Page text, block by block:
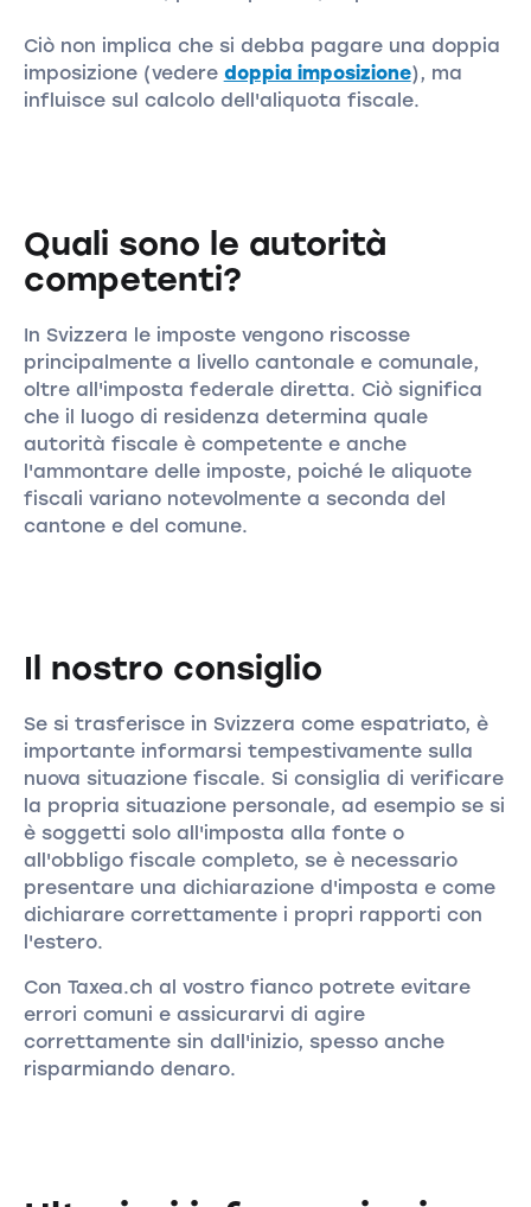
Ciò non implica che si debba pagare una doppia
imposizione (vedere doppia imposizione), ma
influisce sul calcolo dell'aliquota fiscale.
Quali sono le autorità
competenti?
In Svizzera le imposte vengono riscosse
principalmente a livello cantonale e comunale,
oltre all'imposta federale diretta. Ciò significa
che il luogo di residenza determina quale
autorità fiscale è competente e anche
l'ammontare delle imposte, poiché le aliquote
fiscali variano notevolmente a seconda del
cantone e del comune.
Il nostro consiglio
Se si trasferisce in Svizzera come espatriato, è
importante informarsi tempestivamente sulla
nuova situazione fiscale. Si consiglia di verificare
la propria situazione personale, ad esempio se si
è soggetti solo all'imposta alla fonte o
all'obbligo fiscale completo, se è necessario
presentare una dichiarazione d'imposta e come
dichiarare correttamente i propri rapporti con
l'estero.
Con Taxea.ch al vostro fianco potrete evitare
errori comuni e assicurarvi di agire
correttamente sin dall'inizio, spesso anche
risparmiando denaro.